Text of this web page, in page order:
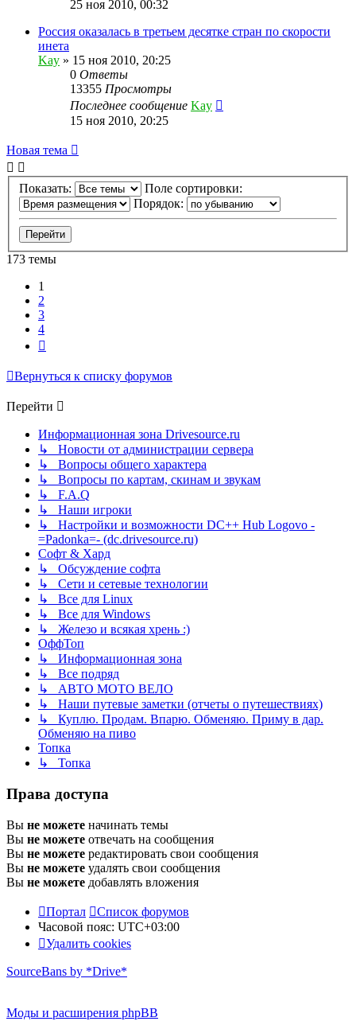
25 ноя 2010, 00:32
Россия оказалась в третьем десятке стран по скорости
инета
Kay » 15 ноя 2010, 20:25
0 Ответы
13355 Просмотры
Последнее сообщение Kay
15 ноя 2010, 20:25
Новая тема
Показать:
Поле сортировки:
Порядок:
173 темы
1
2
3
4
Вернуться к списку форумов
Перейти
Информационная зона Drivesource.ru
↳ Новости от администрации сервера
↳ Вопросы общего характера
↳ Вопросы по картам, скинам и звукам
↳ F.A.Q
↳ Наши игроки
↳ Настройки и возможности DC++ Hub Logovo -
=Padonka=- (dc.drivesource.ru)
Софт & Хард
↳ Обсуждение софта
↳ Сети и сетевые технологии
↳ Все для Linux
↳ Все для Windows
↳ Железо и всякая хрень :)
ОффТоп
↳ Информационная зона
↳ Все подряд
↳ АВТО МОТО ВЕЛО
↳ Наши путевые заметки (отчеты о путешествиях)
↳ Куплю. Продам. Впарю. Обменяю. Приму в дар.
Обменяю на пиво
Топка
↳ Топка
Права доступа
Вы не можете начинать темы
Вы не можете отвечать на сообщения
Вы не можете редактировать свои сообщения
Вы не можете удалять свои сообщения
Вы не можете добавлять вложения
Портал
Список форумов
Часовой пояс: UTC+03:00
Удалить cookies
SourceBans by *Drive*
Моды и расширения phpBB